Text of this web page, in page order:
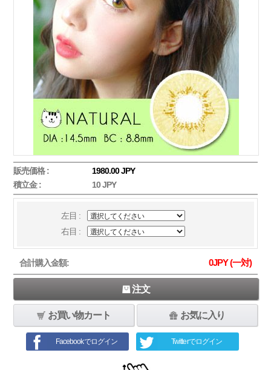
販売価格 :
1980.00 JPY
積立金 :
10 JPY
左目 :
右目 :
合計購入金額: 0JPY (一対)
注文
お買い物カート お気に入り
Facebookでログイン Twitterでログイン